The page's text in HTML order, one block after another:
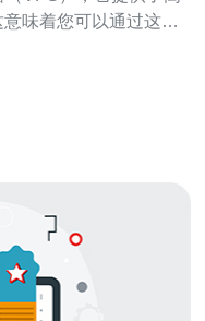
味着您可以通过这种